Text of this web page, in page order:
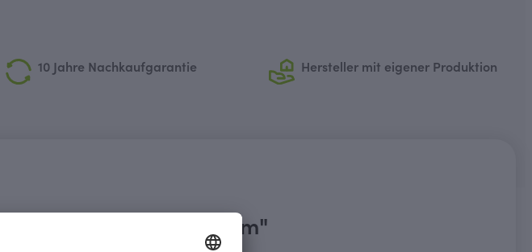
10 Jahre Nachkaufgarantie Hersteller mit eigener Produktion
Höhe 1850 mm"